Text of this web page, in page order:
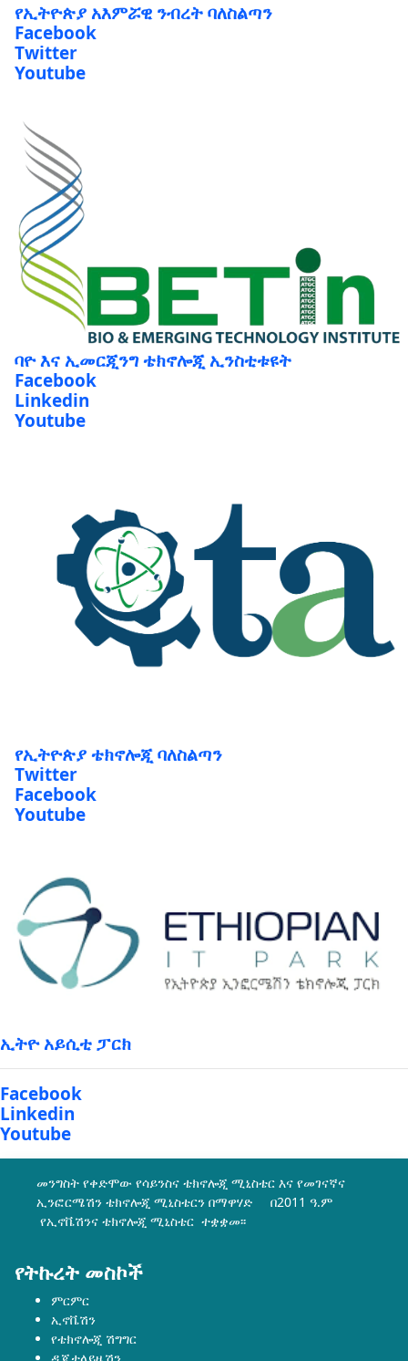
የኢትዮጵያ አእምሯዊ ንብረት ባለስልጣን
Facebook
Twitter
Youtube
ባዮ እና ኢመርጂንግ ቴክኖሎጂ ኢንስቲቱዩት
Facebook
Linkedin
Youtube
የኢትዮጵያ ቴክኖሎጂ ባለስልጣን
Twitter
Facebook
Youtube
ኢትዮ አይሲቲ ፓርክ
Facebook
Linkedin
Youtube
መንግስት የቀድሞው የሳይንስና ቴክኖሎጂ ሚኒስቴር እና የመገናኛና
ኢንፎርሜሽን ቴክኖሎጂ ሚኒስቴርን በማዋሃድ በ2011 ዓ.ም
የኢኖቬሽንና ቴክኖሎጂ ሚኒስቴር ተቋቋመ፡፡
የትኩረት መስኮች
ምርምር
ኢኖቬሽን
የቴክኖሎጂ ሽግግር